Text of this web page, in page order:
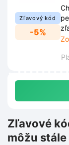
Zľavový kód
-5%
Zľavové
môžu